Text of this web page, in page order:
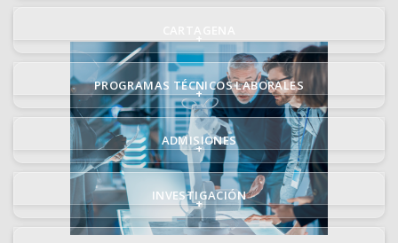
+
PROGRAMAS TÉCNICOS LABORALES
+
ADMISIONES
+
INVESTIGACIÓN
+